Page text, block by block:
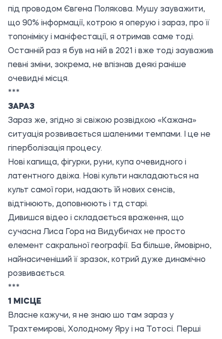
під проводом Євгена Полякова. Мушу зауважити,
що 90% інформації, котрою я оперую і зараз, про її
топоніміку і маніфестації, я отримав саме тоді.
Останній раз я був на ній в 2021 і вже тоді зауважив
певні зміни, зокрема, не впізнав деякі раніше
очевидні місця.
***
ЗАРАЗ
Зараз же, згідно зі свіжою розвідкою «Кажана»
ситуація розвивається шаленими темпами. І це не
гіперболізація процесу.
Нові капища, фігурки, руни, купа очевидного і
латентного двіжа. Нові культи накладаються на
культ самої гори, надають їй нових сенсів,
відтінюють, доповнюють і тд старі.
Дивишся відео і складається враження, що
сучасна Лиса Гора на Видубичах не просто
елемент сакральної географії. Ба більше, ймовірно,
найнасиченіший її зразок, котрий дуже динамічно
розвивається.
***
1 МІСЦЕ
Власне кажучи, я не знаю шо там зараз у
Трахтемирові, Холодному Яру і на Тотосі. Перші